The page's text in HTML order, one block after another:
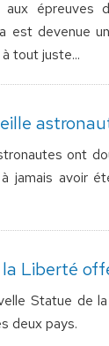
épreuves
est devenue
tout juste...
ont
jamais avoir
Liberté
Statue de
deux pays.